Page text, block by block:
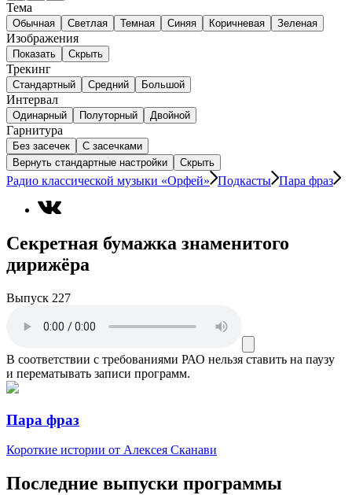
Тема
Обычная Светлая Темная Синяя Коричневая Зеленая
Изображения
Показать Скрыть
Трекинг
Стандартный Средний Большой
Интервал
Одинарный Полуторный Двойной
Гарнитура
Без засечек
С засечками
Вернуть стандартные настройки
Скрыть
Радио классической музыки «Орфей» Подкасты Пара фраз
Секретная бумажка знаменитого
дирижёра
Выпуск 227
В соответствии с требованиями РАО нельзя ставить на паузу
и перематывать записи программ.
Пара фраз
Короткие истории от Алексея Сканави
Последние выпуски программы